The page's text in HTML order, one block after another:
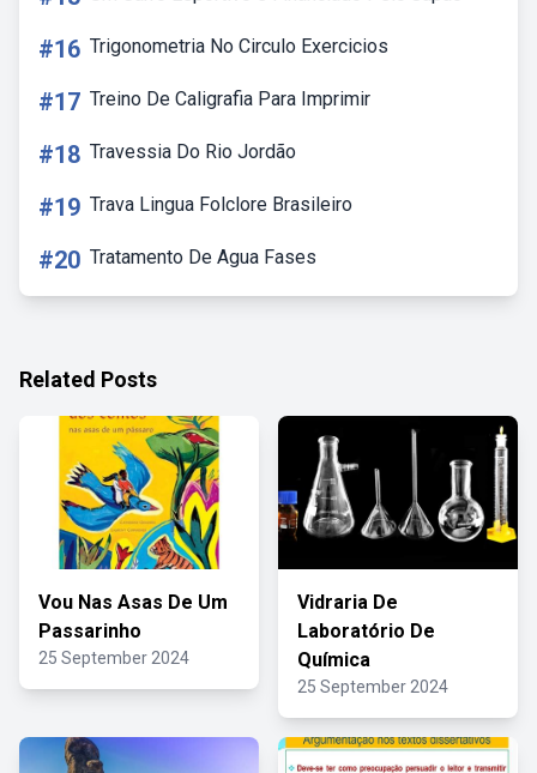
#16 Trigonometria No Circulo Exercicios
#17 Treino De Caligrafia Para Imprimir
#18 Travessia Do Rio Jordão
#19 Trava Lingua Folclore Brasileiro
#20 Tratamento De Agua Fases
Related Posts
Vou Nas Asas De Um
Passarinho
25 September 2024
Vidraria De
Laboratório De
Química
25 September 2024